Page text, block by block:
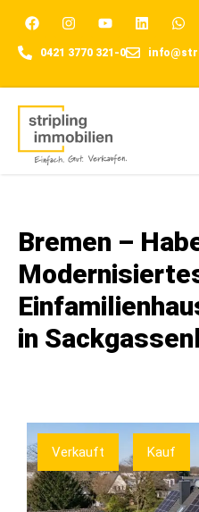
0421 3770 321-0
Bremen –
in
Verkauft Kauf